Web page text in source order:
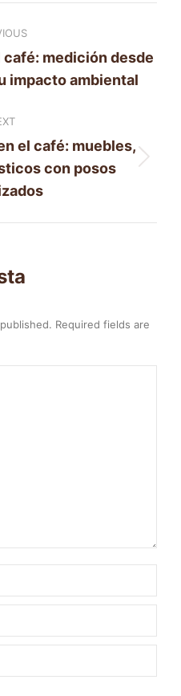
Previous
post:
café: medición desde
impacto ambiental
Next
post:
el café: muebles,
con posos
Required fields are